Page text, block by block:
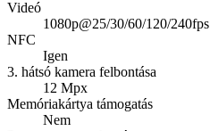
Videó
1080p@25/30/60/120/240fps
NFC
Igen
3. hátsó kamera felbontása
12 Mpx
Memóriakártya támogatás
Nem